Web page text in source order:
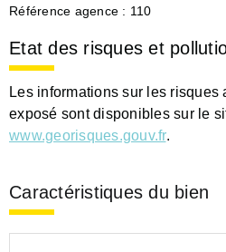
Référence agence : 110
Etat des risques et
Les informations sur les risques
exposé sont disponibles sur le
www.georisques.gouv.fr.
Caractéristiques du bien